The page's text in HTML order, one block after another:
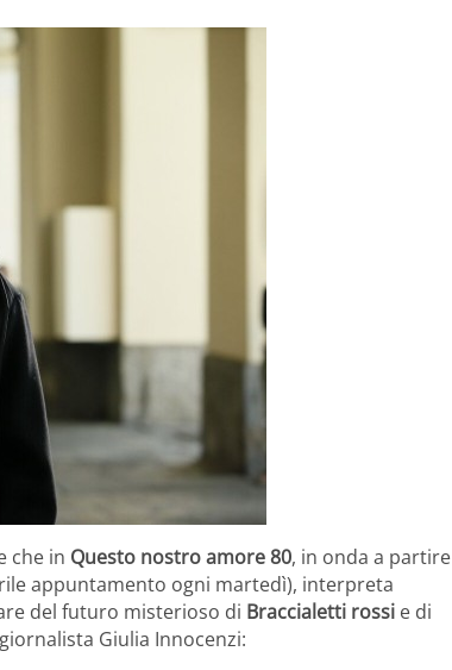
che in Questo nostro amore 80, in onda a partire
appuntamento ogni martedì), interpreta
del futuro misterioso di Braccialetti rossi e di
Giulia Innocenzi: